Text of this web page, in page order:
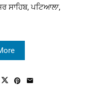
ਸਾਹਿਬ, ਪਟਿਆਲਾ,